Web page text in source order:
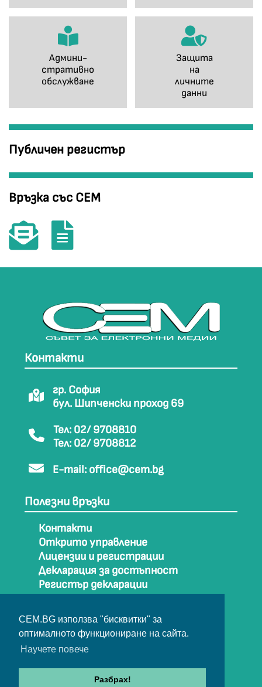
CEM.BG използва "бисквитки" за
оптималното функциониране на сайта.
Научете повече
Разбрах!
Админи-
стративно
обслужване
Защита
на
личните
данни
Публичен регистър
Връзка със СЕМ
Контакти
гр. София
бул. Шипченски проход 69
Тел: 02/ 9708810
Тел: 02/ 9708812
E-mail: office@cem.bg
Полезни връзки
Контакти
Открито управление
Лицензии и регистрации
Декларация за достъпност
Регистър декларации
Карта на сайта
Архив
© Съвет за електронни медии 2025